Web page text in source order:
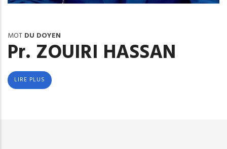
MOT DU DOYEN
Pr. ZOUIRI HASSAN
LIRE PLUS